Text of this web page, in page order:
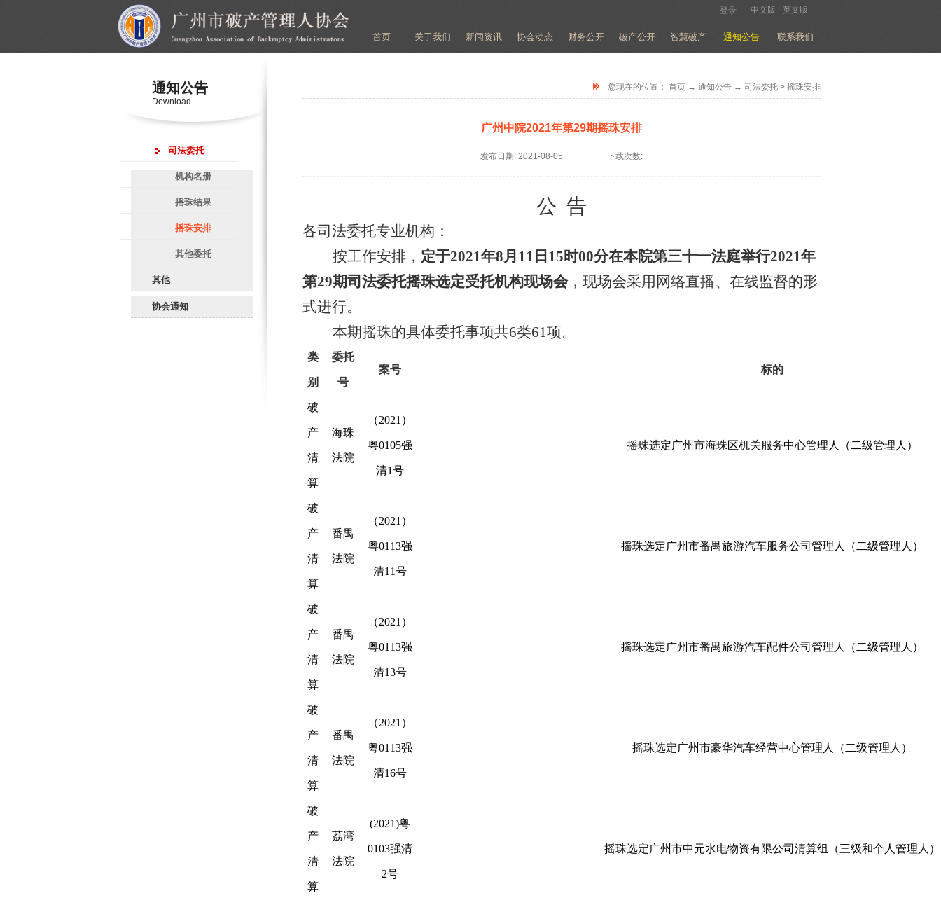
中文版 英文版
登录
首页 关于我们 新闻资讯 协会动态 财务公开 破产公开 智慧破产 通知公告 联系我们
通知公告
Download
司法委托
机构名册
摇珠结果
摇珠安排
其他委托
其他
协会通知
您现在的位置： 首页 → 通知公告 → 司法委托 > 摇珠安排
广州中院2021年第29期摇珠安排
发布日期: 2021-08-05 下载次数:
公 告
各司法委托专业机构：
按工作安排， 定于2021年8月11日15时00分在本院第三十一法庭举行2021年
第29期司法委托摇珠选定受托机构现场会，现场会采用网络直播、在线监督的形
式进行。
本期摇珠的具体委托事项共6类61项。
类
别
委托
号
案号 标的
破
产
清
算
海珠
法院
（2021）
粤0105强
清1号
摇珠选定广州市海珠区机关服务中心管理人（二级管理人）
破
产
清
算
番禺
法院
（2021）
粤0113强
清11号
摇珠选定广州市番禺旅游汽车服务公司管理人（二级管理人）
破
产
清
算
番禺
法院
（2021）
粤0113强
清13号
摇珠选定广州市番禺旅游汽车配件公司管理人（二级管理人）
破
产
清
算
番禺
法院
（2021）
粤0113强
清16号
摇珠选定广州市豪华汽车经营中心管理人（二级管理人）
破
产
清
算
荔湾
法院
(2021)粤
0103强清
2号
摇珠选定广州市中元水电物资有限公司清算组（三级和个人管理人）